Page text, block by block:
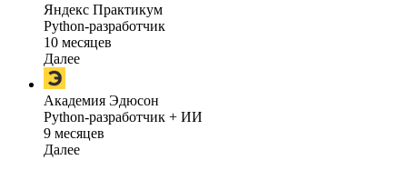
Яндекс Практикум
Python-разработчик
10 месяцев
Далее
Академия Эдюсон
Python-разработчик + ИИ
9 месяцев
Далее